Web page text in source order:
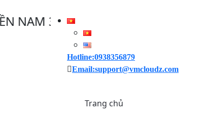
30/04/2025, VMCLOUDZ GIẢM
Hotline:0938356879
Email:support@vmcloudz.com
Trang chủ